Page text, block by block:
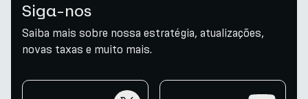
Siga-nos
Saiba mais sobre nossa estratégia, atualizações,
novas taxas e muito mais.